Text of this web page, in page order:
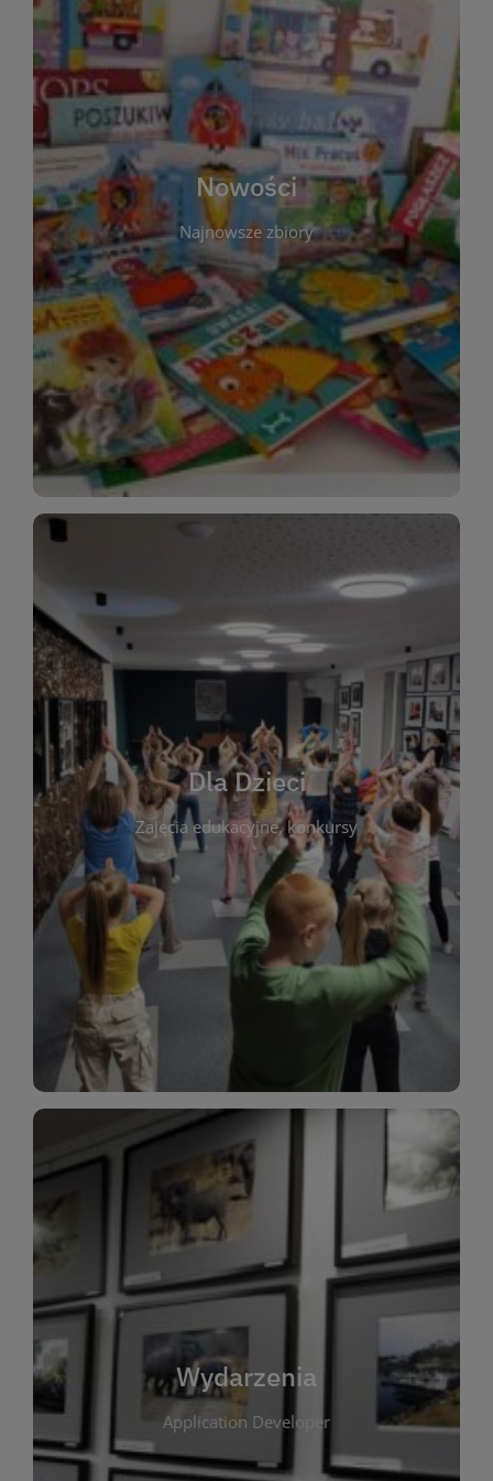
Nowości
Najnowsze zbiory
W tej sekcji prezentujemy najnowsze książki,
audiobooki oraz filmy, które właśnie trafiły do
zbiorów Miejskiej Biblioteki Publicznej w
Starachowicach. Regularnie aktualizujemy listę,
aby Czytelnicy mogli na bieżąco odkrywać świeże
tytuły i najciekawsze premiery wydawnicze. Każda
pozycja opatrzona jest krótkim opisem i
informacją o dostępności w katalogu. Zachęcamy
do częstych odwiedzin – nowości pojawiają się
niemal każdego tygodnia! Dzięki tej zakładce
zawsze będziesz wiedzieć, co warto przeczytać
jako pierwsze.
WIĘCEJ
Dla Dzieci
Zajęcia edukacyjne, konkursy
Dla Dzieci
To miejsce stworzone z myślą o najmłodszych
czytelnikach i ich rodzicach. Znajdziesz tu
informacje o zajęciach edukacyjnych, konkursach
plastycznych i spotkaniach z autorami książek dla
dzieci. Biblioteka oferuje bogaty wybór bajek,
opowiadań i lektur szkolnych, a także przyjazny
kącik do wspólnego czytania. Pragniemy
rozbudzać miłość do książek od najmłodszych lat.
Zapraszamy do wspólnej zabawy i odkrywania
świata literatury!
WIĘCEJ
Wydarzenia
Application Developer
Wydarzenia
W tej zakładce publikujemy informacje o
wszystkich wydarzeniach organizowanych przez
bibliotekę. Znajdziesz tu zapowiedzi spotkań
autorskich, warsztatów, prelekcji i zajęć
tematycznych dla różnych grup wiekowych. Każde
wydarzenie ma na celu promowanie kultury
czytelniczej oraz integrację społeczności lokalnej.
Dzięki kalendarzowi wydarzeń możesz łatwo